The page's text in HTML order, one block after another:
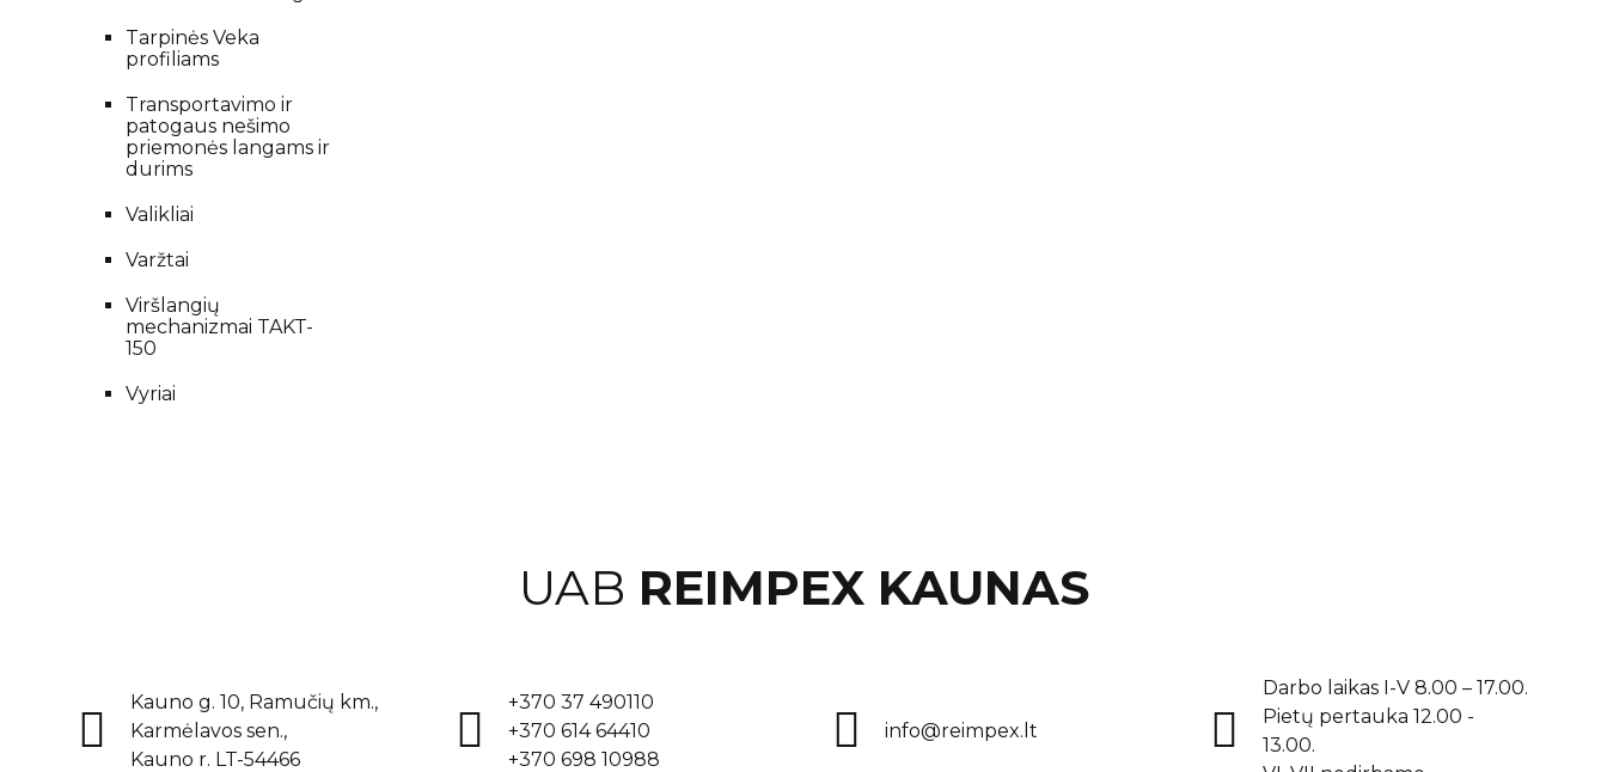
Tarpinės Veka
profiliams
Transportavimo ir
patogaus nešimo
priemonės langams ir
durims
Valikliai
Varžtai
Viršlangių
mechanizmai TAKT-
150
Vyriai
UAB REIMPEX KAUNAS
Kauno g. 10, Ramučių km.,
Karmėlavos sen.,
Kauno r. LT-54466
+370 37 490110
+370 614 64410
+370 698 10988
info@reimpex.lt
Darbo laikas I-V 8.00 – 17.00.
Pietų pertauka 12.00 -
13.00.